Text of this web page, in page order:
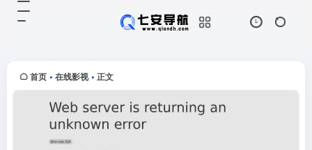
首页 • 在线影视 • 正文
电影,最新电视剧